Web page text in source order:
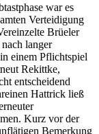
war es
Verteidigung
Brüeler
langer
einem Pflichtspiel
Rekittke,
entscheidend
Hattrick ließ
Kurz vor der
Bemerkung